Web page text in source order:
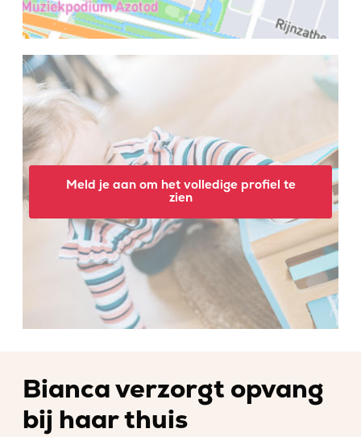
Meld je aan om het volledige profiel te
zien
Bianca verzorgt opvang
bij haar thuis